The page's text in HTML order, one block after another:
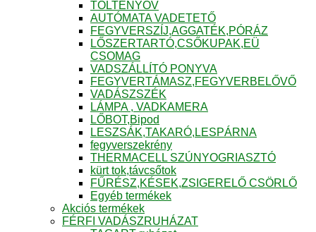
TÖLTÉNYŐV
AUTÓMATA VADETETŐ
FEGYVERSZÍJ,AGGATÉK,PÓRÁZ
LŐSZERTARTÓ,CSŐKUPAK,EÜ
CSOMAG
VADSZÁLLÍTÓ PONYVA
FEGYVERTÁMASZ,FEGYVERBELŐVŐ
VADÁSZSZÉK
LÁMPA , VADKAMERA
LŐBOT,Bipod
LESZSÁK,TAKARÓ,LESPÁRNA
fegyverszekrény
THERMACELL SZÚNYOGRIASZTÓ
kürt tok,távcsőtok
FŰRÉSZ,KÉSEK,ZSIGERELŐ CSÖRLŐ
Egyéb termékek
Akciós termékek
FÉRFI VADÁSZRUHÁZAT